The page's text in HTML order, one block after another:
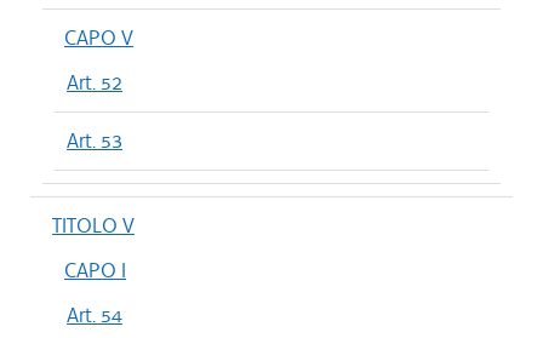
CAPO V
Art. 52
Art. 53
TITOLO V
CAPO I
Art. 54